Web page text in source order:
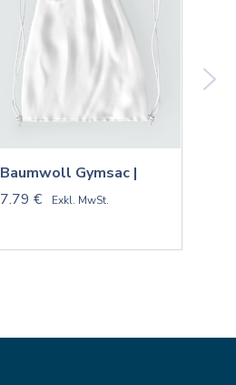
Baumwoll Gymsac |
7.79 €
Exkl. MwSt.